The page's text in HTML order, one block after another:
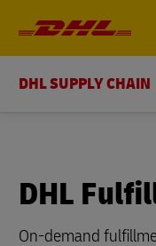
DHL SUPPLY CHAIN
DHL
On-demand